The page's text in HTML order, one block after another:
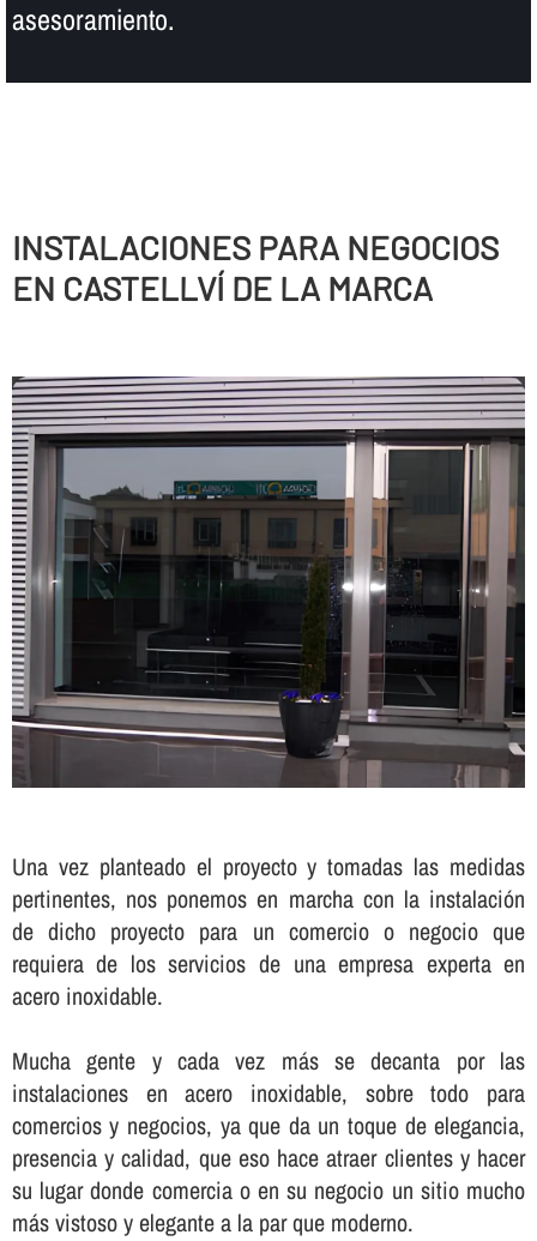
asesoramiento.
INSTALACIONES PARA NEGOCIOS
EN CASTELLVÍ DE LA MARCA
Una vez planteado el proyecto y tomadas las medidas
pertinentes, nos ponemos en marcha con la instalación
de dicho proyecto para un comercio o negocio que
requiera de los servicios de una empresa experta en
acero inoxidable.
Mucha gente y cada vez más se decanta por las
instalaciones en acero inoxidable, sobre todo para
comercios y negocios, ya que da un toque de elegancia,
presencia y calidad, que eso hace atraer clientes y hacer
su lugar donde comercia o en su negocio un sitio mucho
más vistoso y elegante a la par que moderno.